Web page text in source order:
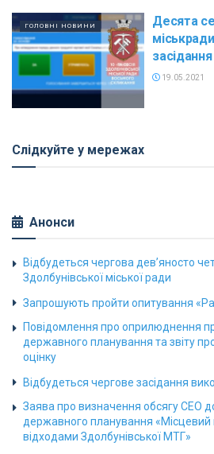
ГОЛОВНІ НОВИНИ
Десята
засідання
19.05.2021
Слідкуйте у мережах
Анонси
Відбудеться чергова дев’яносто
Здолбунівської міської ради
Запрошують пройти опитування
Повідомлення про оприлюднення
державного планування та звіту
оцінку
Відбудеться чергове засідання
Заява про визначення обсягу СЕО
державного планування «Місцевий
відходами Здолбунівської МТГ»